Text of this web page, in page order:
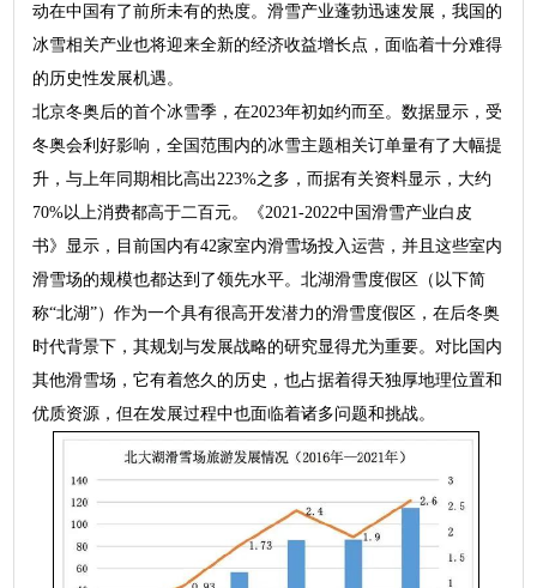
动在中国有了前所未有的热度。滑雪产业蓬勃迅速发展，我国的
冰雪相关产业也将迎来全新的经济收益增长点，面临着十分难得
的历史性发展机遇。
北京冬奥后的首个冰雪季，在2023年初如约而至。数据显示，受
冬奥会利好影响，全国范围内的冰雪主题相关订单量有了大幅提
升，与上年同期相比高出223%之多，而据有关资料显示，大约
70%以上消费都高于二百元。《2021-2022中国滑雪产业白皮
书》显示，目前国内有42家室内滑雪场投入运营，并且这些室内
滑雪场的规模也都达到了领先水平。北湖滑雪度假区（以下简
称“北湖”）作为一个具有很高开发潜力的滑雪度假区，在后冬奥
时代背景下，其规划与发展战略的研究显得尤为重要。对比国内
其他滑雪场，它有着悠久的历史，也占据着得天独厚地理位置和
优质资源，但在发展过程中也面临着诸多问题和挑战。